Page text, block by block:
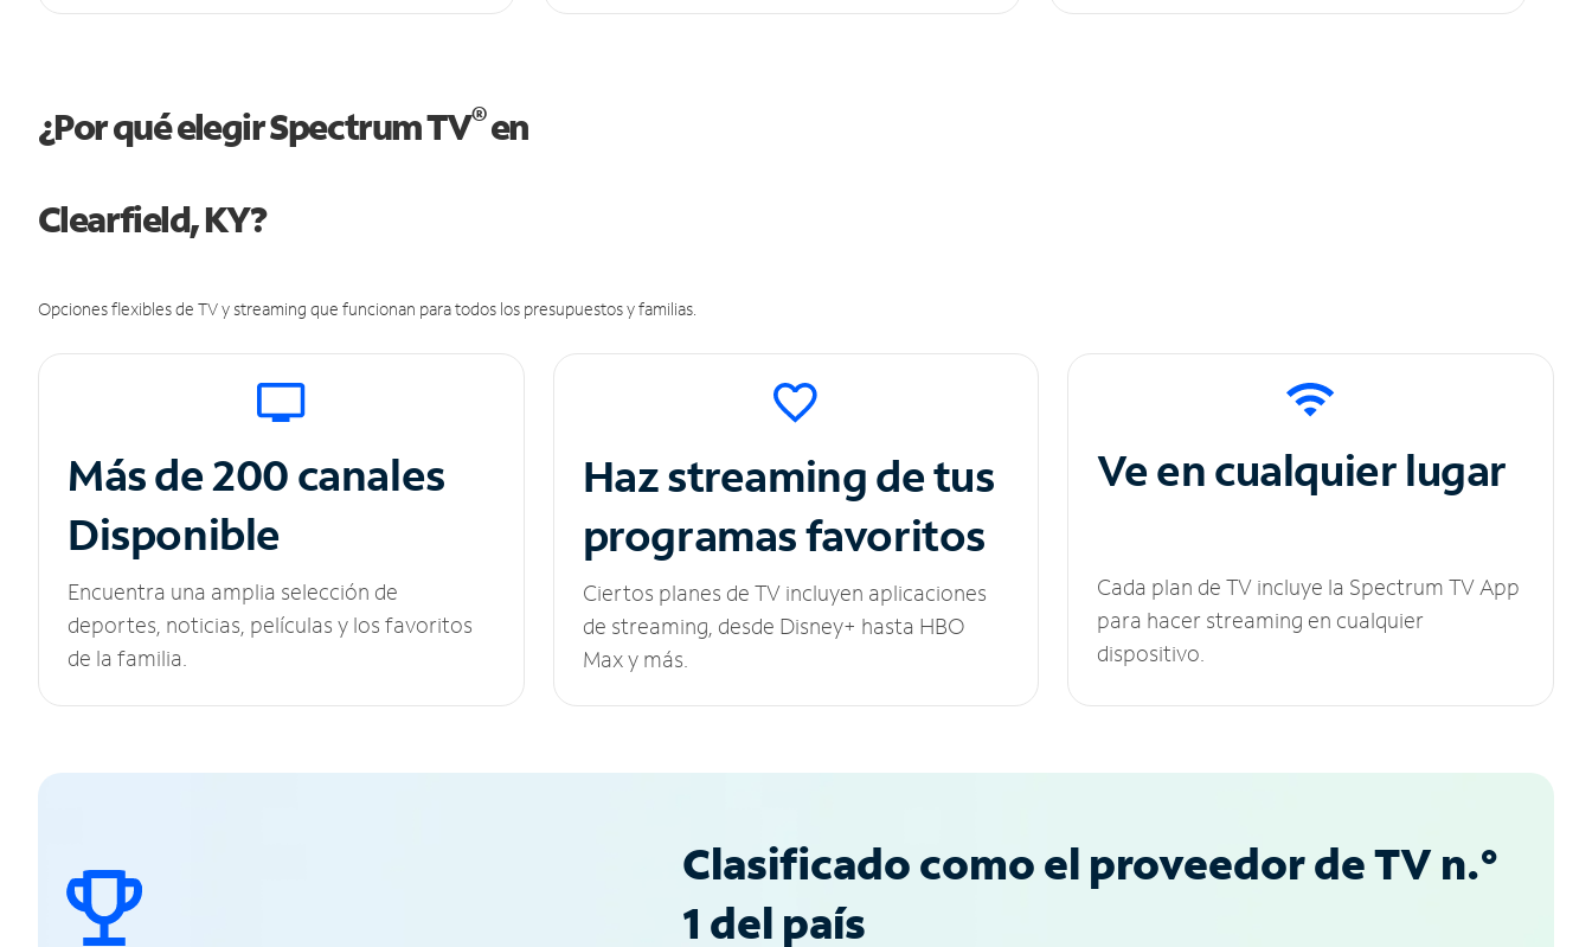
¿Por qué elegir Spectrum TV®en
Clearfield, KY?
Opciones flexibles de TV y streaming que funcionan para todos los presupuestos y familias.
Más de 200 canales
Disponible
Encuentra una amplia selección de
deportes, noticias, películas y los favoritos
de la familia.
Haz streaming de tus
programas favoritos
Ciertos planes de TV incluyen aplicaciones
de streaming, desde Disney+ hasta HBO
Max y más.
Ve en cualquier lugar
Cada plan de TV incluye la Spectrum TV App
para hacer streaming en cualquier
dispositivo.
Clasificado como el proveedor de TV n.°
1 del país